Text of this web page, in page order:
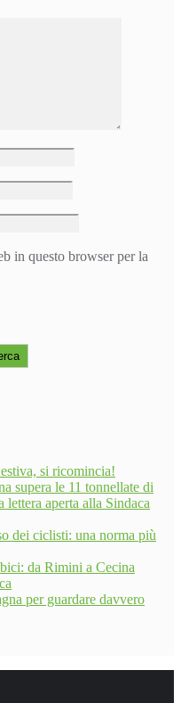
in questo browser per la
si ricomincia!
supera le 11 tonnellate di
lettera aperta alla Sindaca
dei ciclisti: una norma più
da Rimini a Cecina
per guardare davvero